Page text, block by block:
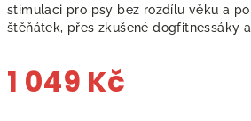
stimulaci pro psy bez rozdílu věku a
štěňátek, přes zkušené dogfitnessáky
1 049 Kč